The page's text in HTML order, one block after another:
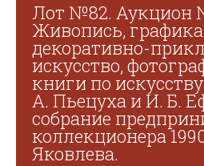
Лот №82. Аукцион
Живопись,
декоративно-
искусство,
книги по
А. Пьецуха и И. Б.
собрание
коллекционера
Яковлева.